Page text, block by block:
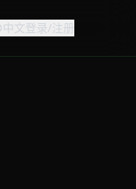
中文登录/注册